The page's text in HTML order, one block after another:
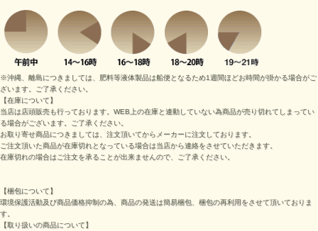
※沖縄、離島につきましては、肥料等液体製品は船便となるため1週間ほどお時間が掛かる場合がご
ざいます。ご了承ください。
【在庫について】
当店は店頭販売も行っております。WEB上の在庫と連動していない為商品が売り切れてしまってい
る場合がございます。ご了承ください。
お取り寄せ商品につきましては、注文頂いてからメーカーに注文しております。
ご注文頂いた商品が在庫切れとなっている場合は当店から連絡をさせていただきます。
在庫切れの場合はご注文を承ることが出来ませんので、ご了承ください。
【梱包について】
環境保護活動及び商品価格抑制の為、商品の発送は簡易梱包、梱包の再利用をさせて頂いておりま
す。
【取り扱いの商品について】